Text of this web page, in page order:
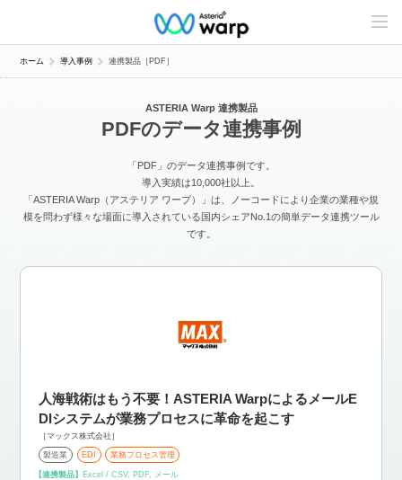
C
n
e
ホーム 導入事例 連携製品［PDF］
ASTERIA Warp 連携製品
PDFのデータ連携事例
「PDF」のデータ連携事例です。
導入実績は10,000社以上。
「ASTERIA Warp（アステリア ワープ）」は、ノーコードにより企業の業種や規
模を問わず様々な場面に導入されている国内シェアNo.1の簡単データ連携ツール
です。
人海戦術はもう不要！ASTERIA WarpによるメールE
DIシステムが業務プロセスに革命を起こす
［マックス株式会社］
製造業 EDI 業務プロセス管理
【連携製品】 Excel / CSV, PDF, メール